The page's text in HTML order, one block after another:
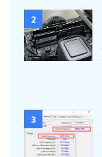
2
3